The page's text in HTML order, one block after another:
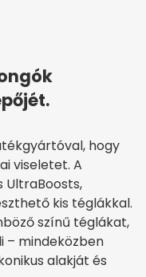
hogy
viseletet. A
UltraBoosts,
kis téglákkal.
színű téglákat,
– mindeközben
alakját és